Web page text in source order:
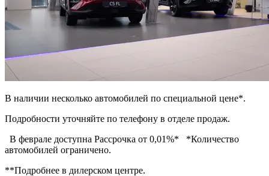
В наличии несколько автомобилей по специальной цене*.
Подробности уточняйте по телефону в отделе продаж.
В феврале доступна Рассрочка от 0,01%* *Количество
автомобилей ограничено.
**Подробнее в дилерском центре.